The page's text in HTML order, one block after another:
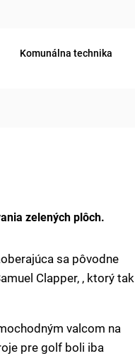
Komunálna technika
zelených plôch.
sa pôvodne
Clapper, , ktorý tak
valcom na
pre golf boli iba